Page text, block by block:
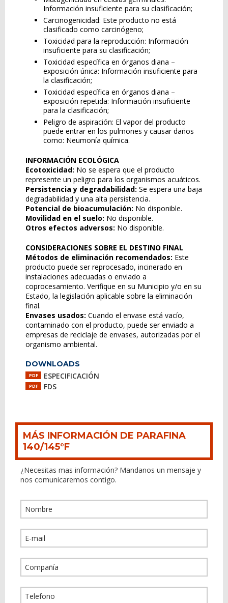
Información insuficiente para su clasificación;
Carcinogenicidad: Este producto no está
clasificado como carcinógeno;
Toxicidad para la reproducción: Información
insuficiente para su clasificación;
Toxicidad específica en órganos diana –
exposición única: Información insuficiente para
la clasificación;
Toxicidad específica en órganos diana –
exposición repetida: Información insuficiente
para la clasificación;
Peligro de aspiración: El vapor del producto
puede entrar en los pulmones y causar daños
como: Neumonía química.
INFORMACIÓN ECOLÓGICA
Ecotoxicidad: No se espera que el producto
represente un peligro para los organismos acuáticos.
Persistencia y degradabilidad: Se espera una baja
degradabilidad y una alta persistencia.
Potencial de bioacumulación: No disponible.
Movilidad en el suelo: No disponible.
Otros efectos adversos: No disponible.
CONSIDERACIONES SOBRE EL DESTINO FINAL
Métodos de eliminación recomendados: Este
producto puede ser reprocesado, incinerado en
instalaciones adecuadas o enviado a
coprocesamiento. Verifique en su Municipio y/o en su
Estado, la legislación aplicable sobre la eliminación
final.
Envases usados: Cuando el envase está vacío,
contaminado con el producto, puede ser enviado a
empresas de reciclaje de envases, autorizadas por el
organismo ambiental.
DOWNLOADS
PDF ESPECIFICACIÓN
PDF FDS
MÁS INFORMACIÓN DE PARAFINA
140/145°F
¿Necesitas mas información? Mandanos un mensaje y
nos comunicaremos contigo.